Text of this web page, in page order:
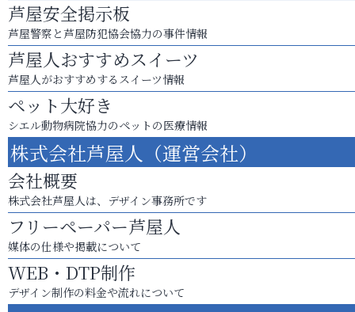
芦屋安全掲示板
芦屋警察と芦屋防犯協会協力の事件情報
芦屋人おすすめスイーツ
芦屋人がおすすめするスイーツ情報
ペット大好き
シエル動物病院協力のペットの医療情報
株式会社芦屋人（運営会社）
会社概要
株式会社芦屋人は、デザイン事務所です
フリーペーパー芦屋人
媒体の仕様や掲載について
WEB・DTP制作
デザイン制作の料金や流れについて